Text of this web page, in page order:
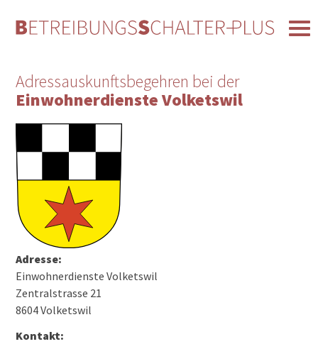
Adressauskunftsbegehren bei der
Einwohnerdienste Volketswil
Adresse:
Einwohnerdienste Volketswil
Zentralstrasse 21
8604 Volketswil
Kontakt: